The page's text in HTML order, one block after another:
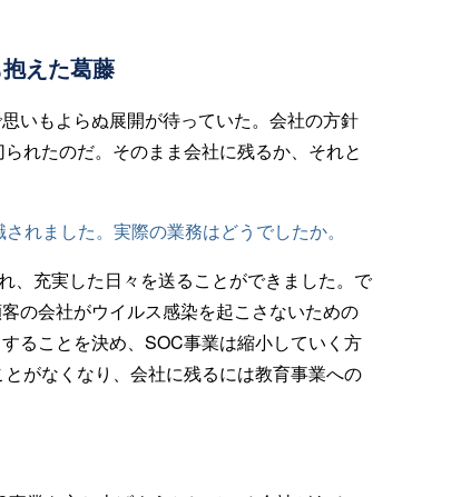
えた葛藤
いもよらぬ展開が待っていた。会社の方針
れたのだ。そのまま会社に残るか、それと
ました。実際の業務はどうでしたか。
、充実した日々を送ることができました。で
の会社がウイルス感染を起こさないための
ることを決め、SOC事業は縮小していく方
がなくなり、会社に残るには教育事業への